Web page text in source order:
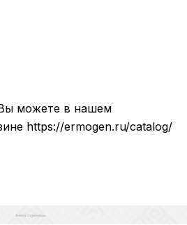
можете в нашем
https://ermogen.ru/catalog/